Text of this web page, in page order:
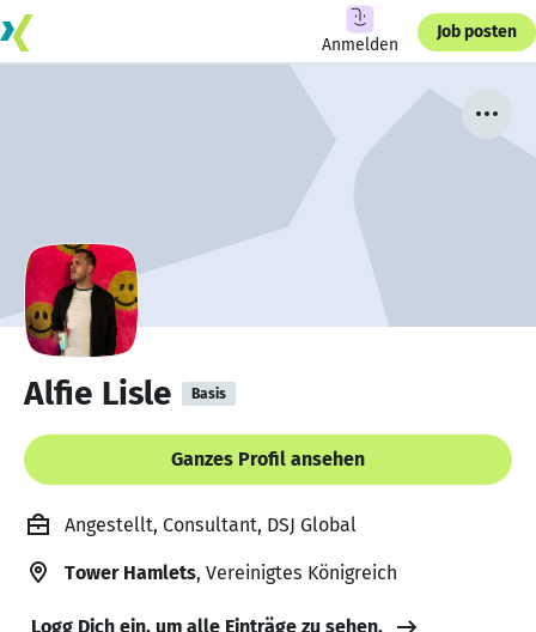
Anmelden
Job posten
Alfie Lisle Basis
Ganzes Profil ansehen
Angestellt, Consultant, DSJ Global
Tower Hamlets, Vereinigtes Königreich
Logg Dich ein, um alle Einträge zu sehen.